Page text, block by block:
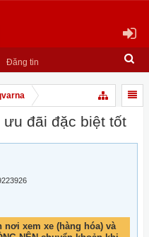
Đăng tin
đãi đặc biệt tốt
nơi xem xe (hàng hóa) và